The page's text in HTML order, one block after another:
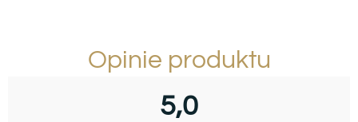
Opinie produktu
5,0